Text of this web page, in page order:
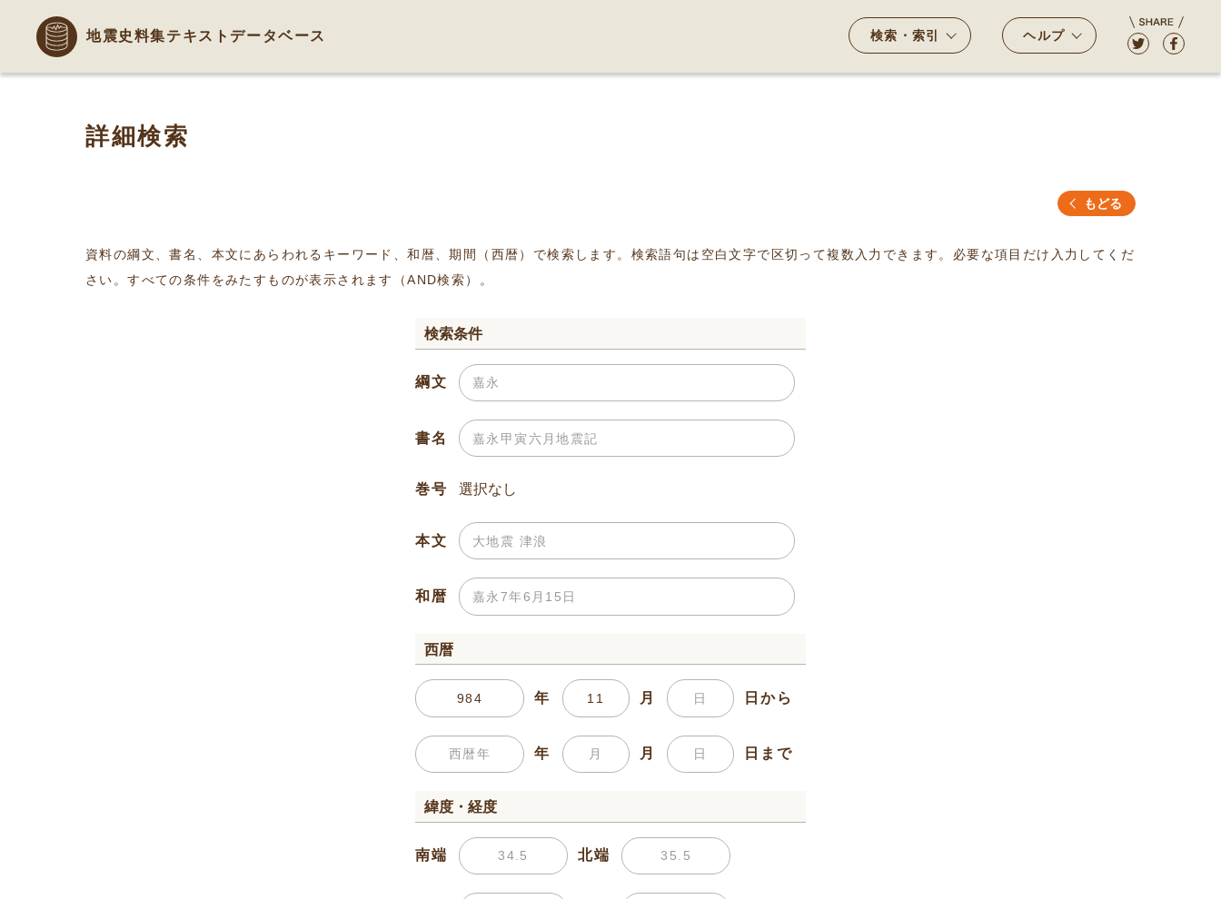
地震史料集テキストデータベース 検索・索引 ヘルプ
詳細検索
もどる
資料の綱文、書名、本文にあらわれるキーワード、和暦、期間（西暦）で検索します。検索語句は空白文字で区切って複数入力できます。必要な項目だけ入力してくだ
さい。すべての条件をみたすものが表示されます（AND検索）。
検索条件
綱文
書名
巻号
本文
和暦
西暦
年 月 日から
年 月 日まで
緯度・経度
南端 北端